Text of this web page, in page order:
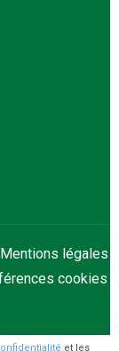
Mentions légales
cookies
et les